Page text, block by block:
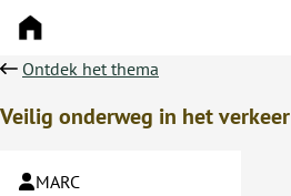
Ontdek het thema
Veilig onderweg in het verkeer
MARC